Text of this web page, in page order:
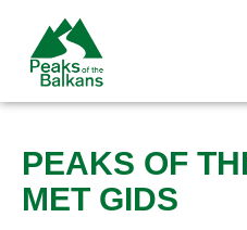
PEAKS OF
MET GIDS